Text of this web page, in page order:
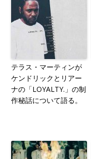
テラス・マーティンが
ケンドリックとリアー
ナの「LOYALTY.」の制
作秘話について語る。